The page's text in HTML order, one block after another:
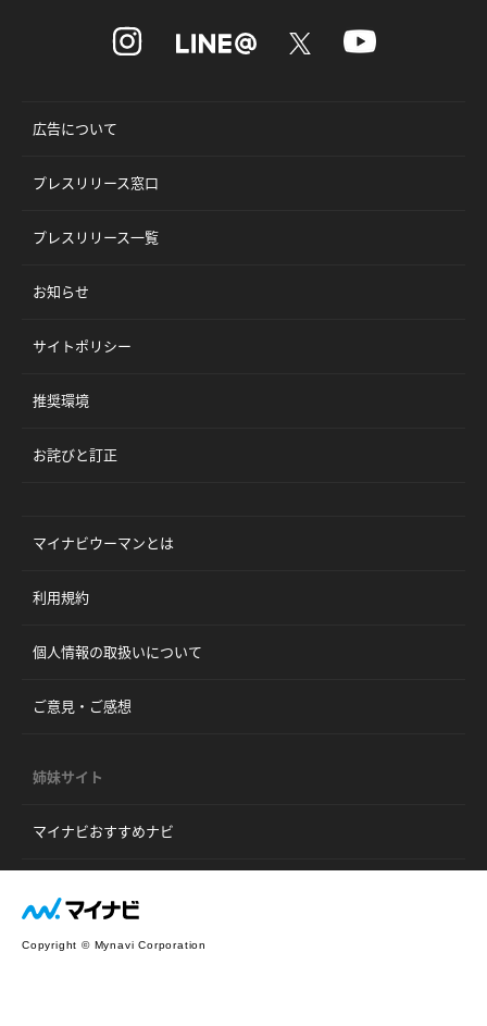
広告について
プレスリリース窓口
プレスリリース一覧
お知らせ
サイトポリシー
推奨環境
お詫びと訂正
マイナビウーマンとは
利用規約
個人情報の取扱いについて
ご意見・ご感想
姉妹サイト
マイナビおすすめナビ
Copyright © Mynavi Corporation